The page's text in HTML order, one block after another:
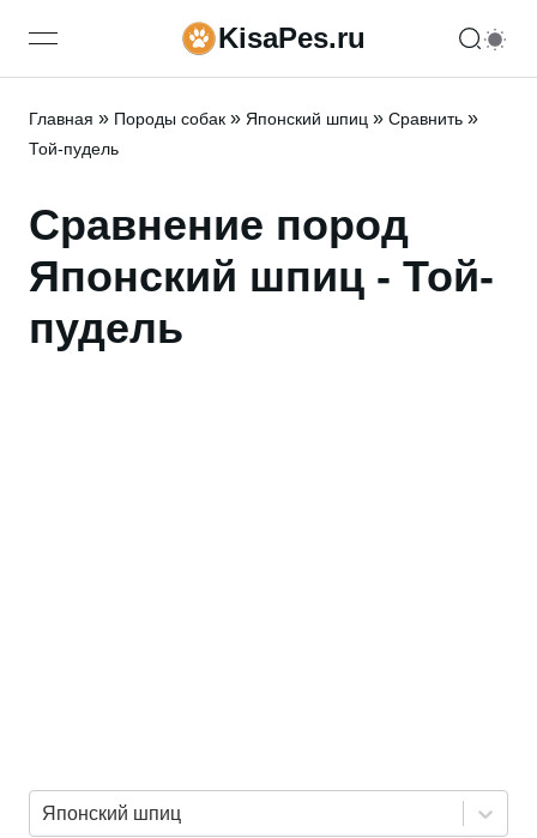
open navigation menuKisaPes.ru
Главная » Породы собак » Японский шпиц » Сравнить »
Той-пудель
Сравнение пород
Японский шпиц - Той-
пудель
Японский шпиц